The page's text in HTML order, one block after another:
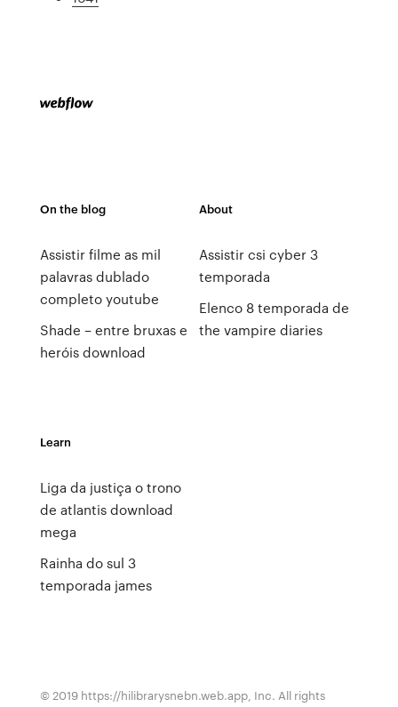
On the blog
Assistir filme as mil
palavras dublado
completo youtube
Shade – entre bruxas e
heróis download
About
Assistir csi cyber 3
temporada
Elenco 8 temporada de
the vampire diaries
Learn
Liga da justiça o trono
de atlantis download
mega
Rainha do sul 3
temporada james
© 2019 https://hilibrarysnebn.web.app, Inc. All rights